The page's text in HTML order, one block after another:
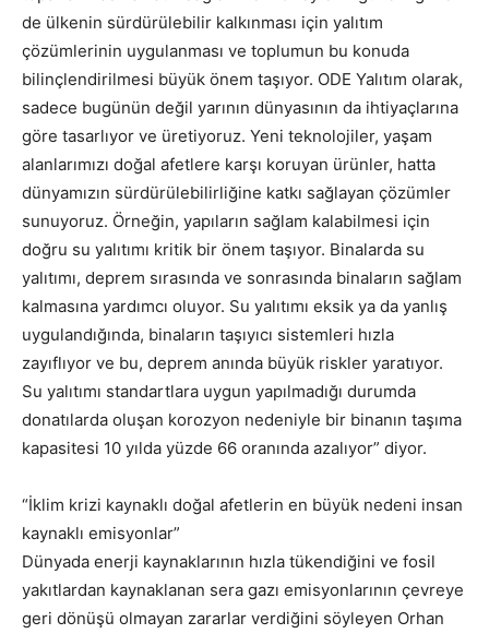
de ülkenin sürdürülebilir kalkınması için yalıtım
çözümlerinin uygulanması ve toplumun bu konuda
bilinçlendirilmesi büyük önem taşıyor. ODE Yalıtım olarak,
sadece bugünün değil yarının dünyasının da ihtiyaçlarına
göre tasarlıyor ve üretiyoruz. Yeni teknolojiler, yaşam
alanlarımızı doğal afetlere karşı koruyan ürünler, hatta
dünyamızın sürdürülebilirliğine katkı sağlayan çözümler
sunuyoruz. Örneğin, yapıların sağlam kalabilmesi için
doğru su yalıtımı kritik bir önem taşıyor. Binalarda su
yalıtımı, deprem sırasında ve sonrasında binaların sağlam
kalmasına yardımcı oluyor. Su yalıtımı eksik ya da yanlış
uygulandığında, binaların taşıyıcı sistemleri hızla
zayıflıyor ve bu, deprem anında büyük riskler yaratıyor.
Su yalıtımı standartlara uygun yapılmadığı durumda
donatılarda oluşan korozyon nedeniyle bir binanın taşıma
kapasitesi 10 yılda yüzde 66 oranında azalıyor” diyor.
“İklim krizi kaynaklı doğal afetlerin en büyük nedeni insan
kaynaklı emisyonlar”
Dünyada enerji kaynaklarının hızla tükendiğini ve fosil
yakıtlardan kaynaklanan sera gazı emisyonlarının çevreye
geri dönüşü olmayan zararlar verdiğini söyleyen Orhan